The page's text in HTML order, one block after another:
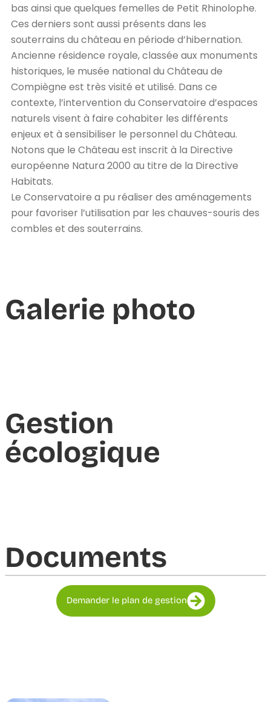
bas ainsi que quelques femelles de Petit Rhinolophe.
Ces derniers sont aussi présents dans les
souterrains du château en période d’hibernation.
Ancienne résidence royale, classée aux monuments
historiques, le musée national du Château de
Compiègne est très visité et utilisé. Dans ce
contexte, l’intervention du Conservatoire d’espaces
naturels visent à faire cohabiter les différents
enjeux et à sensibiliser le personnel du Château.
Notons que le Château est inscrit à la Directive
européenne Natura 2000 au titre de la Directive
Habitats.
Le Conservatoire a pu réaliser des aménagements
pour favoriser l’utilisation par les chauves-souris des
combles et des souterrains.
Galerie photo
Gestion
écologique
Documents​
Demander le plan de gestion